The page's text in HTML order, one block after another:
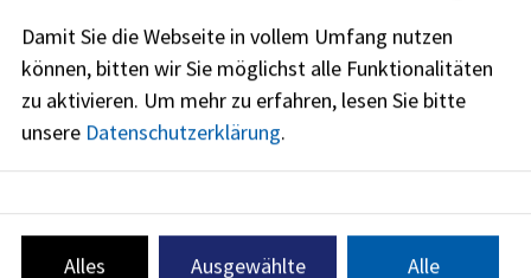
09:30-12:00Uhr
baumschutz@stadt.erlangen.de
0913186-3454 09131 86 - 2147
09131 2956
Damit Sie die Webseite in vollem Umfang nutzen
können, bitten wir Sie möglichst alle Funktionalitäten
zu aktivieren. Um mehr zu erfahren, lesen Sie bitte
unsere Datenschutzerklärung.
Alles
Ausgewählte
Alle